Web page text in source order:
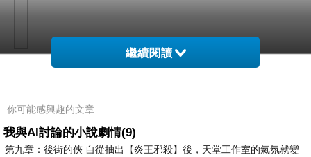
網路上買應該會比較便宜，
而且24小時都能買，上網慢慢挑選，不用等店家開
繼續閱讀
你可能感興趣的文章
我與AI討論的小說劇情(9)
第九章：後街的俠 自從抽出【炎王邪殺】後，天堂工作室的氣氛就變